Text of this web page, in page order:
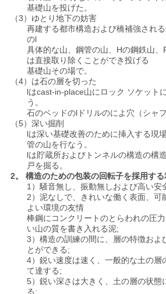
NEWS
バ
基礎山を投げた。
（3）ゆとり地下の妨害
再建する都市構造および橋補強され
のl
具体的な山、鋼管の山、Hの鋼鉄山、
は直接取り除くことができ投げる
基礎山その場で。
（4）は石の層を切った
lはcast-in-place山にロック ソケット
う。
石のベッドのlドリルのによ穴（シャ
（5）深い掘削
lは深い基礎改善のために挿入する現
管の山を行なう。
lは貯蔵所およびトンネルの構造の構
戸を掘る。
2。 構造のための包装の回転子を採用する
1）騒音無し、振動無しおよび高い安
2）泥なしで、きれいな働く表面、可
よい環境の友情
棒鋼にコンクリートのとらわれの圧
い山の質を書き入れる泥;
3）構造の訓練の間に、層の特徴およ
とができる;
4）鋭い速度は速く、一般的な土の層
て達する;
5）鋭い深さは大きく、土の層の状態
る;